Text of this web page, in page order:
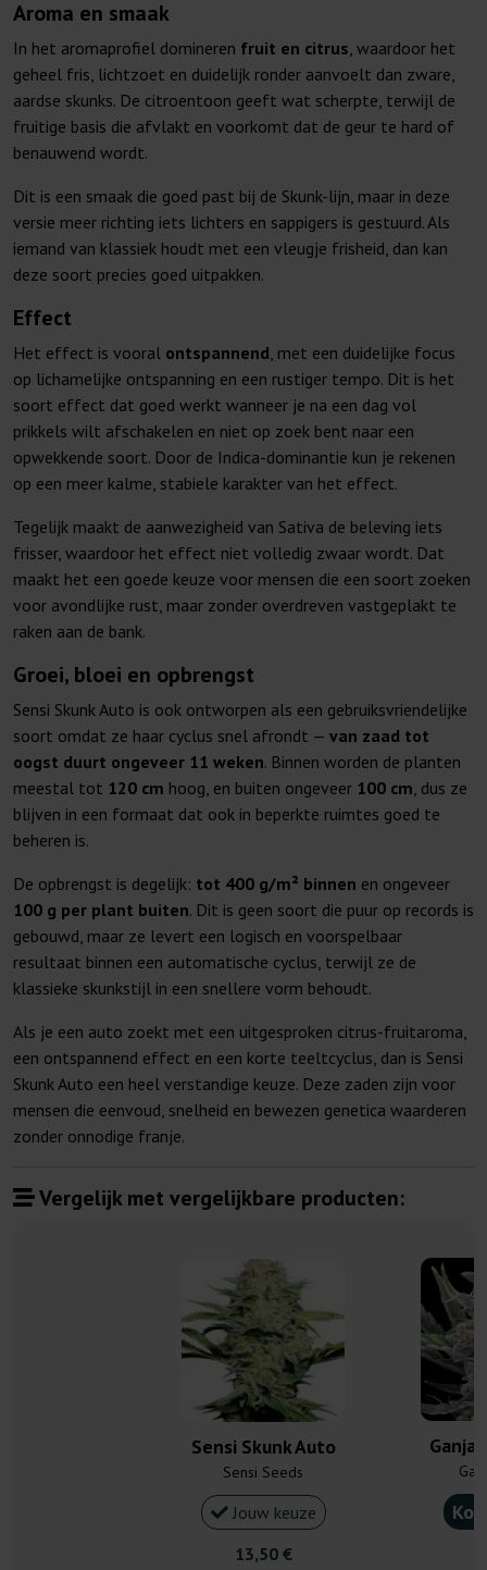
Aroma en smaak
In het aromaprofiel domineren fruit en citrus, waardoor het
geheel fris, lichtzoet en duidelijk ronder aanvoelt dan zware,
aardse skunks. De citroentoon geeft wat scherpte, terwijl de
fruitige basis die afvlakt en voorkomt dat de geur te hard of
benauwend wordt.
Dit is een smaak die goed past bij de Skunk-lijn, maar in deze
versie meer richting iets lichters en sappigers is gestuurd. Als
iemand van klassiek houdt met een vleugje frisheid, dan kan
deze soort precies goed uitpakken.
Effect
Het effect is vooral ontspannend, met een duidelijke focus
op lichamelijke ontspanning en een rustiger tempo. Dit is het
soort effect dat goed werkt wanneer je na een dag vol
prikkels wilt afschakelen en niet op zoek bent naar een
opwekkende soort. Door de Indica-dominantie kun je rekenen
op een meer kalme, stabiele karakter van het effect.
Tegelijk maakt de aanwezigheid van Sativa de beleving iets
frisser, waardoor het effect niet volledig zwaar wordt. Dat
maakt het een goede keuze voor mensen die een soort zoeken
voor avondlijke rust, maar zonder overdreven vastgeplakt te
raken aan de bank.
Groei, bloei en opbrengst
Sensi Skunk Auto is ook ontworpen als een gebruiksvriendelijke
soort omdat ze haar cyclus snel afrondt — van zaad tot
oogst duurt ongeveer 11 weken. Binnen worden de planten
meestal tot 120 cm hoog, en buiten ongeveer 100 cm, dus ze
blijven in een formaat dat ook in beperkte ruimtes goed te
beheren is.
De opbrengst is degelijk: tot 400 g/m² binnen en ongeveer
100 g per plant buiten. Dit is geen soort die puur op records is
gebouwd, maar ze levert een logisch en voorspelbaar
resultaat binnen een automatische cyclus, terwijl ze de
klassieke skunkstijl in een snellere vorm behoudt.
Als je een auto zoekt met een uitgesproken citrus-fruitaroma,
een ontspannend effect en een korte teeltcyclus, dan is Sensi
Skunk Auto een heel verstandige keuze. Deze zaden zijn voor
mensen die eenvoud, snelheid en bewezen genetica waarderen
zonder onnodige franje.
Vergelijk met vergelijkbare producten:
Sensi Skunk Auto
Sensi Seeds
Jouw keuze
13,50 €
Ganja